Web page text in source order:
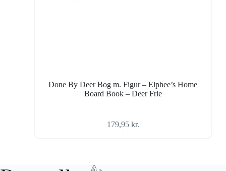
Done By Deer Bog m. Figur – Elphee’s Home
Board Book – Deer Frie
179,95 kr.